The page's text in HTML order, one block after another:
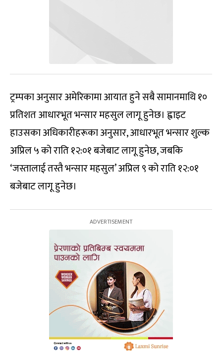
ट्रम्पका अनुसार अमेरिकामा आयात हुने सबै सामानमाथि १०
प्रतिशत आधारभूत भन्सार महसुल लागू हुनेछ। ह्वाइट
हाउसका अधिकारीहरूका अनुसार, आधारभूत भन्सार शुल्क
अप्रिल ५ को राति १२:०१ बजेबाट लागू हुनेछ, जबकि
‘जस्तालाई तस्तै भन्सार महसुल’ अप्रिल ९ को राति १२:०१
बजेबाट लागू हुनेछ।